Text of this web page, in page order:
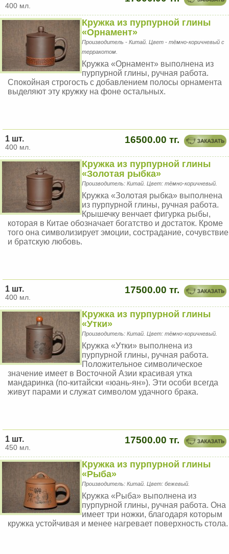
400 мл.
Кружка из пурпурной глины
«Орнамент»
Производитель - Китай. Цвет - тёмно-коричневый с
терракотом.
Кружка «Орнамент» выполнена из
пурпурной глины, ручная работа.
Спокойная строгость с добавлением полосы орнамента
выделяют эту кружку на фоне остальных.
16500.00 тг.
1 шт.
400 мл.
Кружка из пурпурной глины
«Золотая рыбка»
Производитель: Китай. Цвет: тёмно-коричневый.
Кружка «Золотая рыбка» выполнена
из пурпурной глины, ручная работа.
Крышечку венчает фигурка рыбы,
которая в Китае обозначает богатство и достаток. Кроме
того она символизирует эмоции, сострадание, сочувствие
и братскую любовь.
17500.00 тг.
1 шт.
400 мл.
Кружка из пурпурной глины
«Утки»
Производитель: Китай. Цвет: тёмно-коричневый.
Кружка «Утки» выполнена из
пурпурной глины, ручная работа.
Положительное символическое
значение имеет в Восточной Азии красивая утка
мандаринка (по-китайски «юань-ян»). Эти особи всегда
живут парами и служат символом удачного брака.
17500.00 тг.
1 шт.
450 мл.
Кружка из пурпурной глины
«Рыба»
Производитель: Китай. Цвет: бежевый.
Кружка «Рыба» выполнена из
пурпурной глины, ручная работа. Она
имеет три ножки, благодаря которым
кружка устойчивая и менее нагревает поверхность стола.